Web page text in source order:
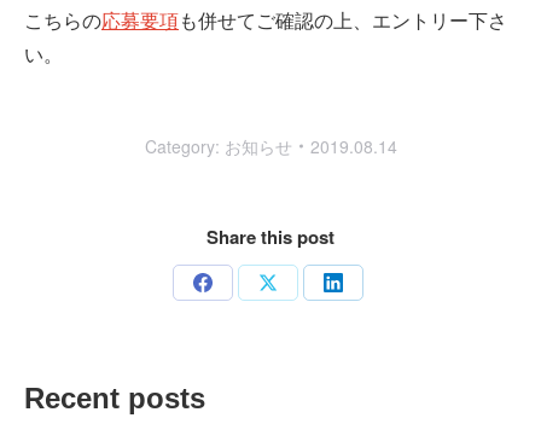
こちらの応募要項も併せてご確認の上、エントリー下さ
い。
Category: お知らせ 2019.08.14
Share this post
Share Share Share
Recent posts